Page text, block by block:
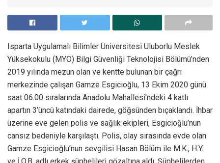
Isparta Uygulamalı Bilimler Üniversitesi Uluborlu Meslek
Yüksekokulu (MYO) Bilgi Güvenliği Teknolojisi Bölümü’nden
2019 yılında mezun olan ve kentte bulunan bir çağrı
merkezinde çalışan Gamze Esgicioğlu, 13 Ekim 2020 günü
saat 06.00 sıralarında Anadolu Mahallesi’ndeki 4 katlı
apartın 3’üncü katındaki dairede, göğsünden bıçaklandı. İhbar
üzerine eve gelen polis ve sağlık ekipleri, Esgicioğlu’nun
cansız bedeniyle karşılaştı. Polis, olay sırasında evde olan
Gamze Esgicioğlu’nun sevgilisi Hasan Bölüm ile M.K., H.Y.